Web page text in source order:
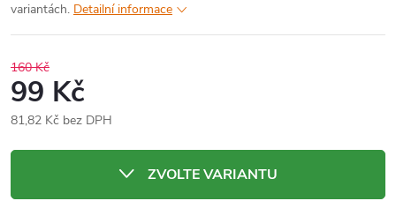
variantách. Detailní informace
160 Kč
99 Kč
81,82 Kč bez DPH
ZVOLTE VARIANTU